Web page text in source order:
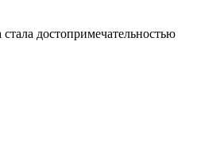
достопримечательностью